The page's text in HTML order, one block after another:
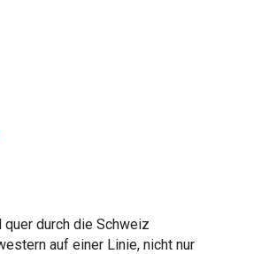
quer durch die Schweiz
auf einer Linie, nicht nur